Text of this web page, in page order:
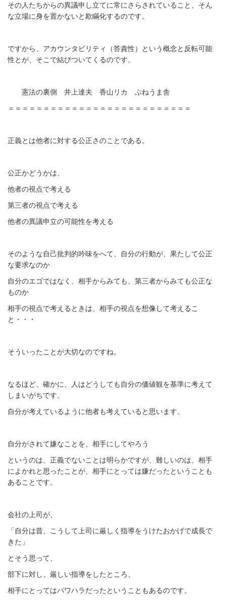
その人たちからの異議申し立てに常にさらされていること、そん
な立場に身を置かないと欺瞞化するのです。
ですから、アカウンタビリティ（答責性）という概念と反転可能
性とが、そこで結びついてくるのです。
憲法の裏側 井上達夫 香山リカ ぷねうま舎
＝＝＝＝＝＝＝＝＝＝＝＝＝＝＝＝＝＝＝＝＝＝＝＝＝＝
正義とは他者に対する公正さのことである。
公正かどうかは、
他者の視点で考える
第三者の視点で考える
他者の異議申立の可能性を考える
そのような自己批判的吟味をへて、自分の行動が、果たして公正
な要求なのか
自分のエゴではなく、相手からみても、第三者からみても公正な
ものか
相手の視点で考えるときは、相手の視点を想像して考えるこ
と・・・
そういったことが大切なのですね。
なるほど、確かに、人はどうしても自分の価値観を基準に考えて
しまいがちです。
自分が考えているように他者も考えていると思います。
自分がされて嫌なことを、相手にしてやろう
というのは、正義でないことは明らかですが、難しいのは、相手
によかれと思ったことが、相手にとっては嫌だったということも
あることです。
会社の上司が、
「自分は昔、こうして上司に厳しく指導をうけたおかげで成長で
きた」
とそう思って、
部下に対し、厳しい指導をしたところ、
相手にとってはパワハラだったということもあるのです。